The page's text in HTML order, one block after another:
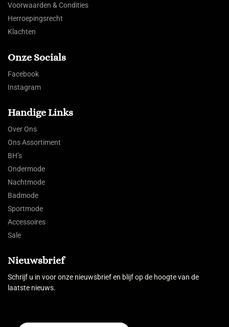
Voorwaarden & Condities
Herroepingsrecht
Klachten
Onze Socials
Facebook
Instagram
Handige Links
Over Ons
Ons Assortiment
BH’s
Ondermode
Nachtmode
Badmode
Sportmode
Accessoires
Sale
Nieuwsbrief
Schrijf u in voor onze nieuwsbrief en blijf op de hoogte van de
laatste nieuws.